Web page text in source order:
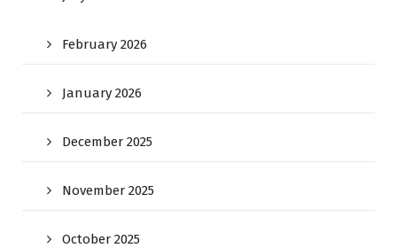
February 2026
January 2026
December 2025
November 2025
October 2025